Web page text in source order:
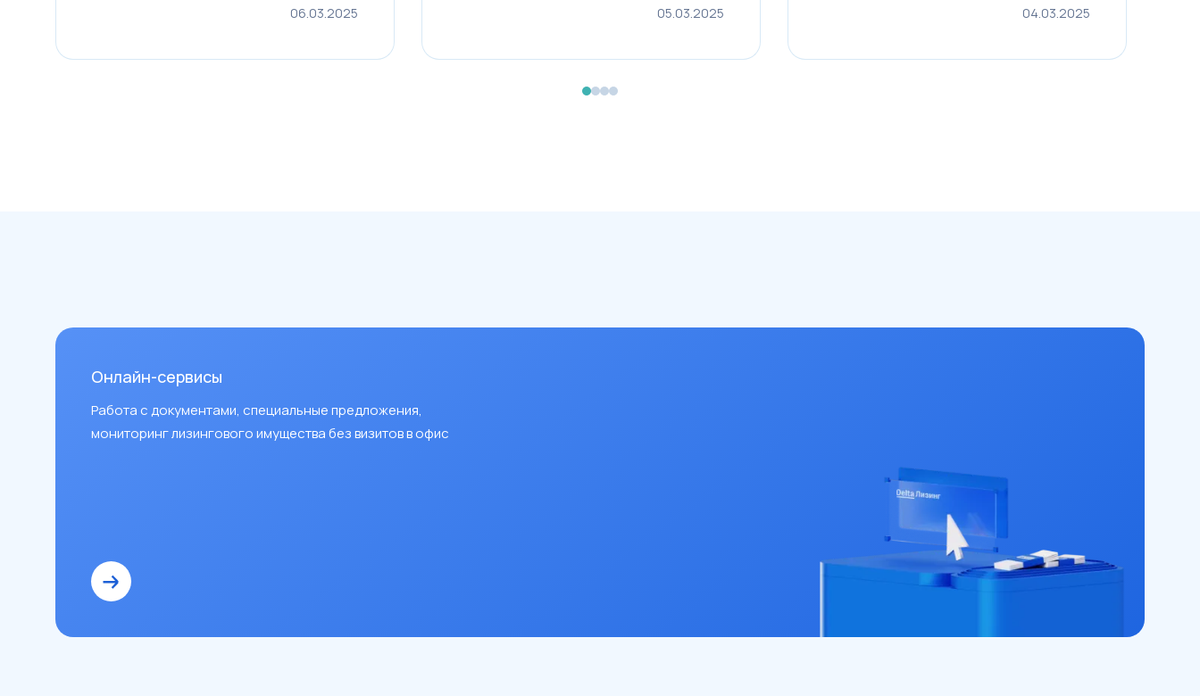
06.03.2025 05.03.2025 04.03.2025
Онлайн-сервисы
Работа с документами, специальные предложения,
мониторинг лизингового имущества без визитов в офис
Первоначальный взнос